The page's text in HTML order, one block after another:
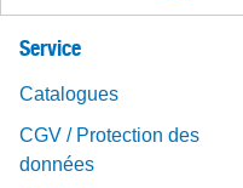
Service
Catalogues
CGV / Protection des
données